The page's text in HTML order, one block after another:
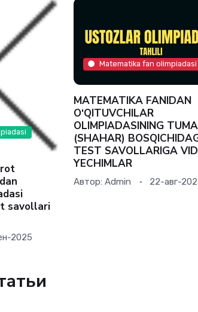
savollari
2025
Matematika fan olimpiadasi
MATEMATIKA FANIDAN
O‘QITUVCHILAR
OLIMPIADASINING
(SHAHAR)
TEST SAVOLLARIGA
YECHIMLAR
Автор: Admin 22-авг-